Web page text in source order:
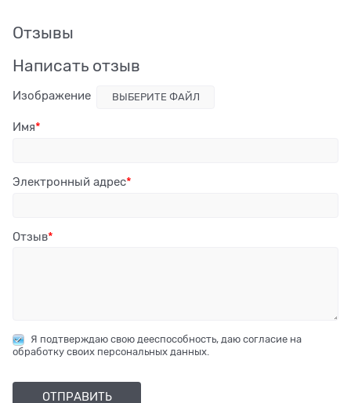
Отзывы
Написать отзыв
Изображение ВЫБЕРИТЕ ФАЙЛ
Имя
Электронный адрес
Отзыв
Я подтверждаю свою дееспособность, даю согласие на
обработку своих персональных данных.